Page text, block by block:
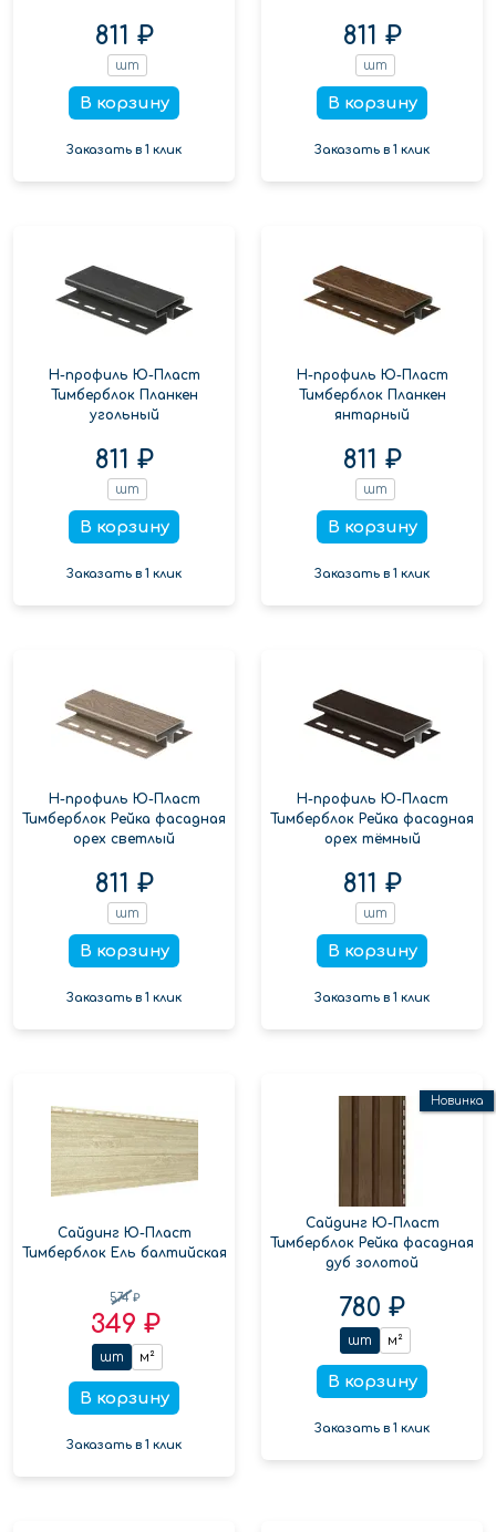
811 ₽
шт
В корзину
Заказать в 1 клик
811 ₽
шт
В корзину
Заказать в 1 клик
Н-профиль Ю-Пласт
Тимберблок Планкен
угольный
811 ₽
шт
В корзину
Заказать в 1 клик
Н-профиль Ю-Пласт
Тимберблок Планкен
янтарный
811 ₽
шт
В корзину
Заказать в 1 клик
Н-профиль Ю-Пласт
Тимберблок Рейка фасадная
орех светлый
811 ₽
шт
В корзину
Заказать в 1 клик
Н-профиль Ю-Пласт
Тимберблок Рейка фасадная
орех тёмный
811 ₽
шт
В корзину
Заказать в 1 клик
Сайдинг Ю-Пласт
Тимберблок Ель балтийская
574 ₽
349 ₽
шт м²
В корзину
Заказать в 1 клик
Сайдинг Ю-Пласт
Тимберблок Рейка фасадная
дуб золотой
780 ₽
шт м²
В корзину
Заказать в 1 клик
Новинка